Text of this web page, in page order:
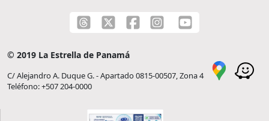
© 2019 La Estrella de Panamá
C/ Alejandro A. Duque G. - Apartado 0815-00507, Zona 4
Teléfono: +507 204-0000